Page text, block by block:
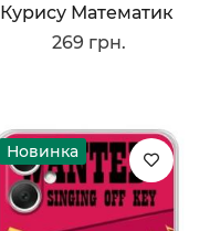
Курису Математик
269 грн.
Новинка